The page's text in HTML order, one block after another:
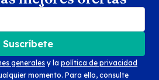
Suscríbete
generales y la política de privacidad
momento. Para ello, consulte